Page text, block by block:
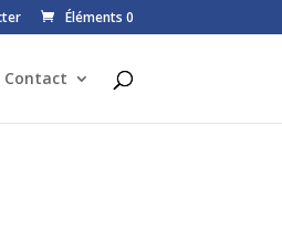
Éléments 0
Contact